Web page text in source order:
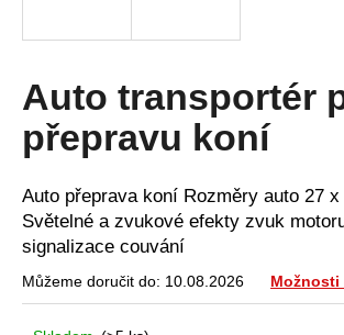
Auto transportér
přepravu koní
Auto přeprava koní Rozměry auto 27
Světelné a zvukové efekty zvuk
signalizace couvání
Můžeme doručit do: 10.08.2026
í
t
?
HLEDAT